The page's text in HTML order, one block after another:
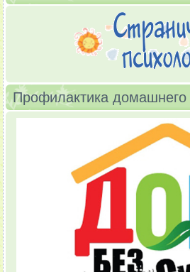
Профилактика домашнего